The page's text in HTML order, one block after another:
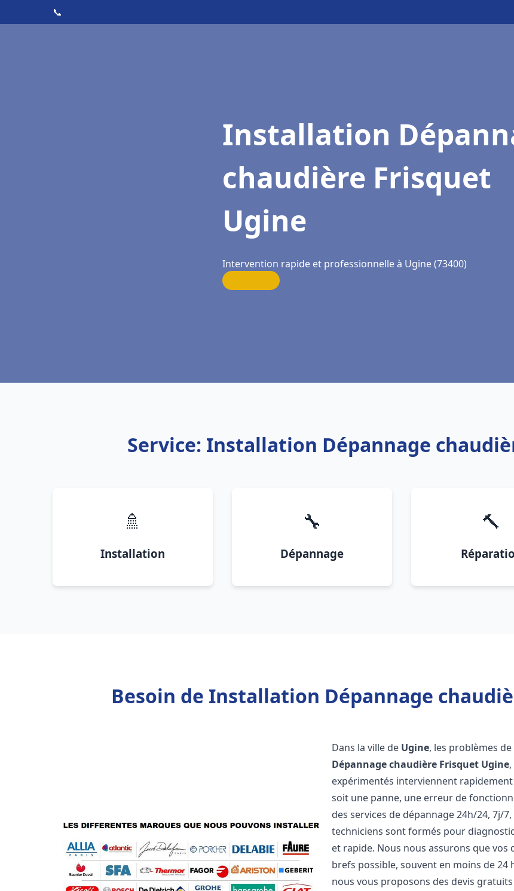
📞
Installation
chaudière Frisquet
Ugine
Intervention rapide et professionnelle à Ugine (73400)
Service: Installation Dépannage
🚿
Installation
🔧
Dépannage
🔨
Besoin de Installation Dépannage
Dans la ville de Ugine, les problèmes
Dépannage chaudière Frisquet Ugine
expérimentés interviennent
soit une panne, une erreur de
des services de dépannage 24h/24, 7j/
techniciens sont formés pour
et rapide. Nous nous assurons que
brefs possible, souvent en moins de
nous vous proposons des devis